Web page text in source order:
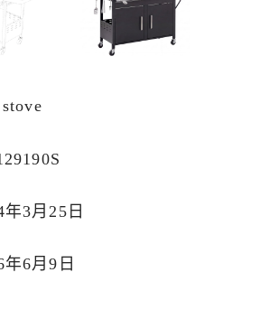
3月25日
年6月9日